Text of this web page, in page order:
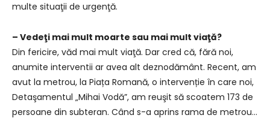
multe situaţii de urgenţă.
– Vedeţi mai mult moarte sau mai mult viaţă?
Din fericire, văd mai mult viaţă. Dar cred că, fără noi,
anumite interventii ar avea alt deznodământ. Recent, am
avut la metrou, la Piața Romană, o intervenție în care noi,
Detaşamentul „Mihai Vodă”, am reuşit să scoatem 173 de
persoane din subteran. Când s-a aprins rama de metrou…